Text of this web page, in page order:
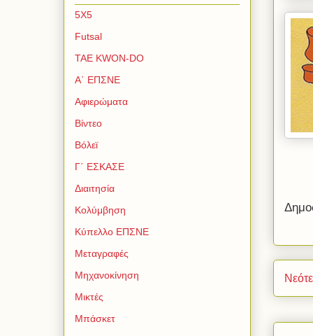
5Χ5
Futsal
TAE KWON-DO
Α΄ ΕΠΣΝΕ
Αφιερώματα
Βίντεο
Βόλεϊ
Γ΄ ΕΣΚΑΣΕ
Διαιτησία
Κολύμβηση
Κύπελλο ΕΠΣΝΕ
Μεταγραφές
Μηχανοκίνηση
Μικτές
Μπάσκετ